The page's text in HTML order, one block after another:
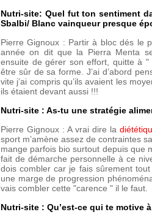
Nutri-site: Quel fut ton sentiment
Sbalbi/ Blanc vainqueur presque
Pierre Gignoux : Partir à bloc dés le
année on dit que la Pierra Menta
ensuite de gérer son effort, quitte à
être sûr de sa forme. J’ai d’abord
vite j’ai compris qu’ils avaient les
ils étaient devant aussi !!!
Nutri-site : As-tu une stratégie
Pierre Gignoux : A vrai dire la
sport m’amène assez de contraintes
mange parfois bio surtout depuis que
fait de démarche personnelle à ce
dois combler car je fais sûrement
une marge de progression
vais combler cette "carence " il le faut.
Nutri-site : Qu’est-ce qui te motive